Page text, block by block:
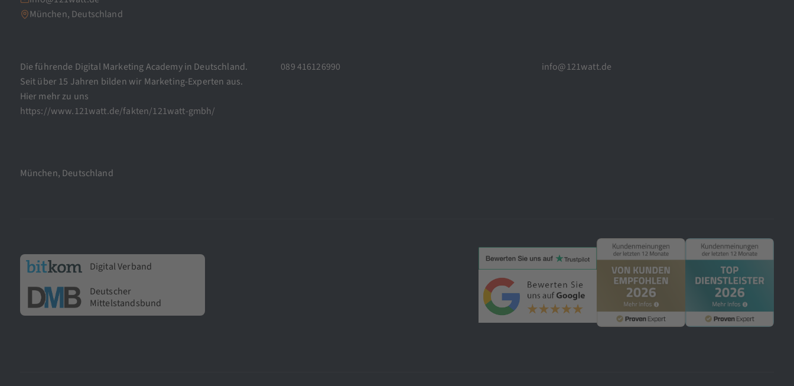
München, Deutschland
Die führende Digital Marketing Academy in Deutschland.
Seit über 15 Jahren bilden wir Marketing-Experten aus.
Hier mehr zu uns
https://www.121watt.de/fakten/121watt-gmbh/
089 416126990 info@121watt.de
München, Deutschland
Digital Verband
Deutscher
Mittelstandsbund